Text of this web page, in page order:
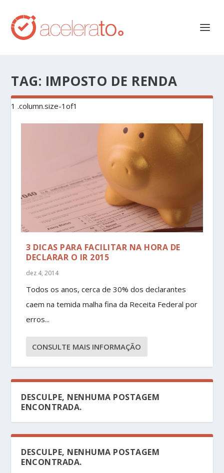
TAG: IMPOSTO DE RENDA
3 DICAS PARA FACILITAR NA HORA DE
DECLARAR O IR 2015
dez 4, 2014
Todos os anos, cerca de 30% dos declarantes
caem na temida malha fina da Receita Federal por
erros...
CONSULTE MAIS INFORMAÇÃO
DESCULPE, NENHUMA POSTAGEM
ENCONTRADA.
DESCULPE, NENHUMA POSTAGEM
ENCONTRADA.